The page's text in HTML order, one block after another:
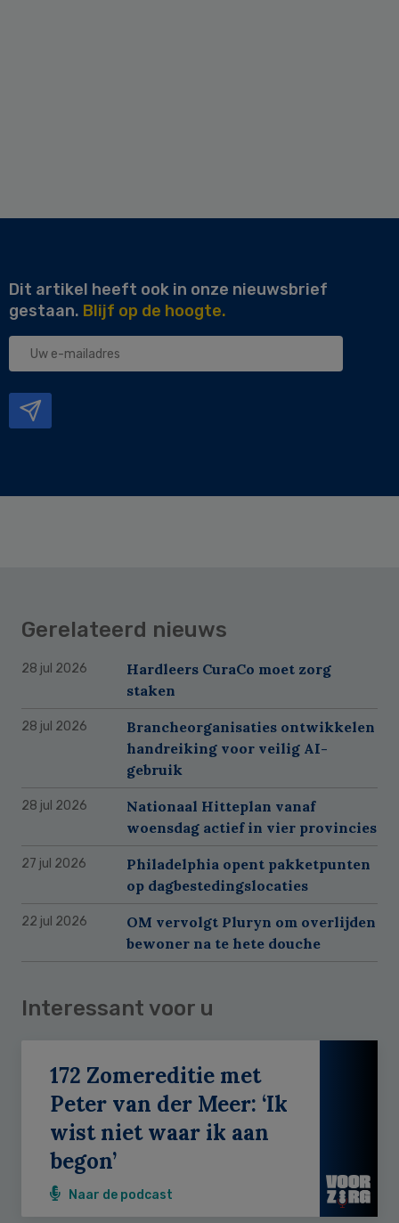
Dit artikel heeft ook in onze nieuwsbrief
gestaan. Blijf op de hoogte.
Uw
Gerelateerd nieuws
28 jul 2026
Hardleers CuraCo moet zorg
staken
28 jul 2026
Brancheorganisaties ontwikkelen
handreiking voor veilig AI-
gebruik
28 jul 2026
Nationaal Hitteplan vanaf
woensdag actief in vier provincies
27 jul 2026
Philadelphia opent pakketpunten
op dagbestedingslocaties
22 jul 2026
OM vervolgt Pluryn om overlijden
bewoner na te hete douche
Interessant voor u
172 Zomereditie met
Peter van der Meer: ‘Ik
wist niet waar ik aan
begon’
Naar de podcast